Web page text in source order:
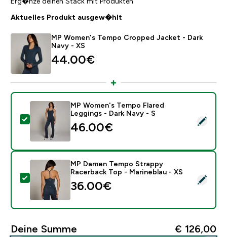
Aktuelles Produkt ausgew�hlt
MP Women's Tempo Cropped Jacket - Dark
Navy - XS
44.00€‎
Dieses Produkt ausw�hlen - MP Women's Tempo
MP Women's Tempo Flared
Leggings - Dark Navy - S
46.00€‎
Dieses Produkt ausw�hlen - MP Damen Tempo
MP Damen Tempo Strappy
Racerback Top - Marineblau - XS
36.00€‎
Deine Summe € 126,00‎